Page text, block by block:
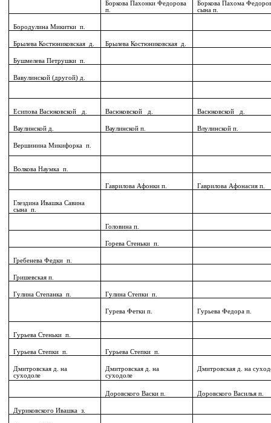
Боркова Пахонки Федорова
п.
Боркова Пахома
сына п.
Бородулина Микитки п.
Брылева Костюниковская д. Брылева Костюниковская д.
Бушмелева Петрушки п.
Вавулинской (другой) д.
Есипова Васюковской д. Васюковской д. Васюковской д.
Ваулинской д. Ваулинской п. Влулинской п.
Вершинина Микифорка п.
Волкова Наумка п.
Гаврилова Афонки п. Гаврилова Афонасия п.
Глездина Ивашка Савина
сына п.
Головина п.
Горева Стеньки п.
Гребенева Федки п.
Гришевская п.
Гулина Степанка п. Гулина Степки п.
Гурева Фетки п. Гурьева Федора п.
Гурьева Стеньки п.
Гурьева Степки п. Гурьева Степки п.
Дмитровская д. на
суходоле
Дмитровская д. на
суходоле
Дмитровская д. на
Доровского Васки п. Доровского Василья п.
Дуриковского Ивашка з.